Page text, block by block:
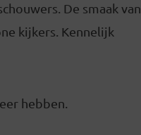
De smaak van
kijkers. Kennelijk
hebben.